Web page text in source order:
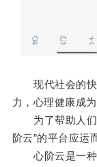
现代社会的快
力，心理健康成为
为了帮助人们
阶云”的平台应运
心阶云是一种